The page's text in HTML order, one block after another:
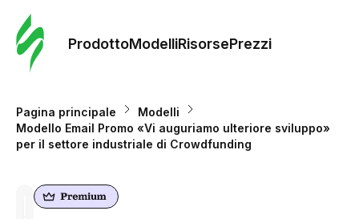
ProdottoModelliRisorsePrezzi
Pagina principale
Modelli
Modello Email Promo «Vi auguriamo ulteriore sviluppo»
per il settore industriale di Crowdfunding